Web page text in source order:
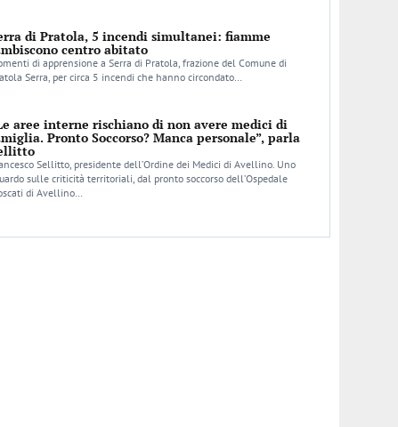
di Pratola, 5 incendi simultanei: fiamme
centro abitato
di apprensione a Serra di Pratola, frazione del Comune di
Serra, per circa 5 incendi che hanno circondato…
aree interne rischiano di non avere medici di
Pronto Soccorso? Manca personale”, parla
Sellitto, presidente dell’Ordine dei Medici di Avellino. Uno
sulle criticità territoriali, dal pronto soccorso dell’Ospedale
di Avellino…